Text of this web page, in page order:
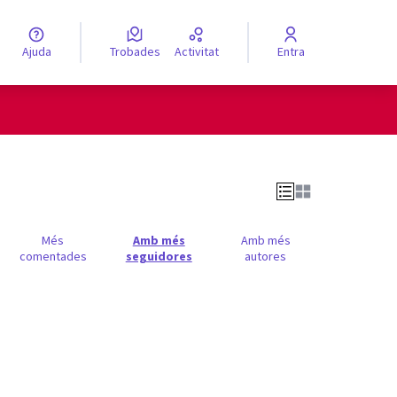
Elegir el idioma
Ajuda Trobades Activitat Entra
Més
comentades
Amb més
seguidores
Amb més
autores